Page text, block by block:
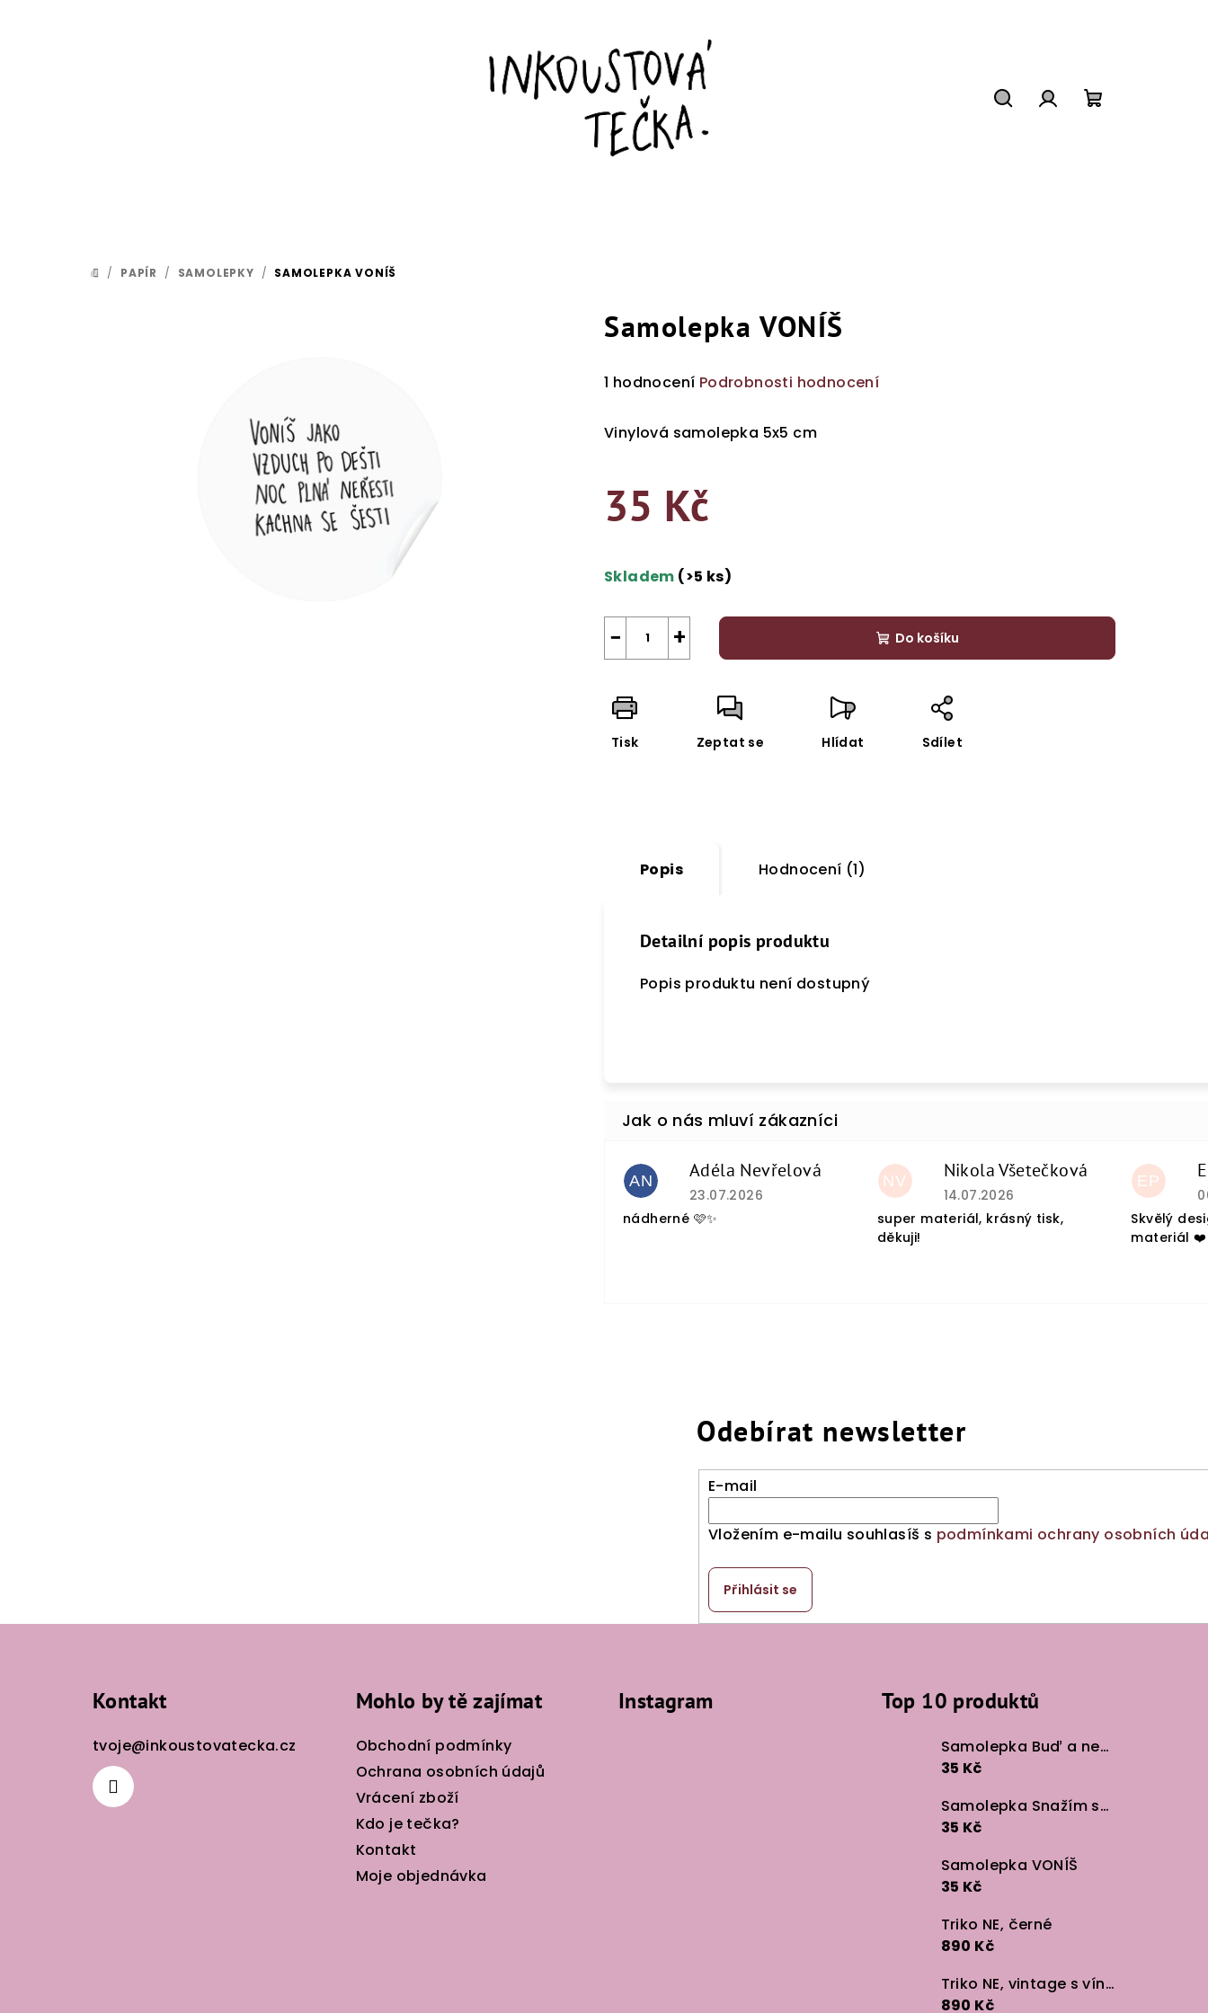
DOMŮ
/ PAPÍR / SAMOLEPKY / SAMOLEPKA VONÍŠ
Samolepka VONÍŠ
Průměrné
produktu
z
5
1 hodnocení Podrobnosti hodnocení
Vinylová samolepka 5x5 cm
35 Kč
cena:
Skladem (>5 ks)
+
− Do košíku
Tisk Zeptat se Hlídat Sdílet
Popis Hodnocení (1)
Detailní popis produktu
Popis produktu není dostupný
AN Adéla Nevřelová
Hodnocení obchodu je 5 z 5 hvězdiček.
23.07.2026
nádherné 🩷✨
NV Nikola Všetečková
Hodnocení obchodu je 5 z 5
14.07.2026
super materiál, krásný tisk,
děkuji!
EP
Skvělý
materiál ❤️
Odebírat newsletter
E-mail
Vložením e-mailu souhlasíš s podmínkami ochrany osobních
Přihlásit se
Kontakt
tvoje@inkoustovatecka.cz
Mohlo by tě zajímat
Obchodní podmínky
Ochrana osobních údajů
Vrácení zboží
Kdo je tečka?
Kontakt
Moje objednávka
Instagram Top 10 produktů
Samolepka Buď a neboj
35 Kč
Samolepka Snažím se v lidech
35 Kč
Samolepka VONÍŠ
35 Kč
Triko NE, černé
890 Kč
Triko NE, vintage s vínem
890 Kč